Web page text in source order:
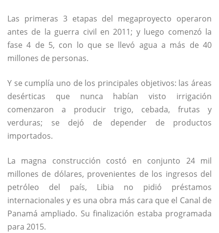
Las primeras 3 etapas del megaproyecto operaron
antes de la guerra civil en 2011; y luego comenzó la
fase 4 de 5, con lo que se llevó agua a más de 40
millones de personas.
Y se cumplía uno de los principales objetivos: las áreas
desérticas que nunca habían visto irrigación
comenzaron a producir trigo, cebada, frutas y
verduras; se dejó de depender de productos
importados.
La magna construcción costó en conjunto 24 mil
millones de dólares, provenientes de los ingresos del
petróleo del país, Libia no pidió préstamos
internacionales y es una obra más cara que el Canal de
Panamá ampliado. Su finalización estaba programada
para 2015.